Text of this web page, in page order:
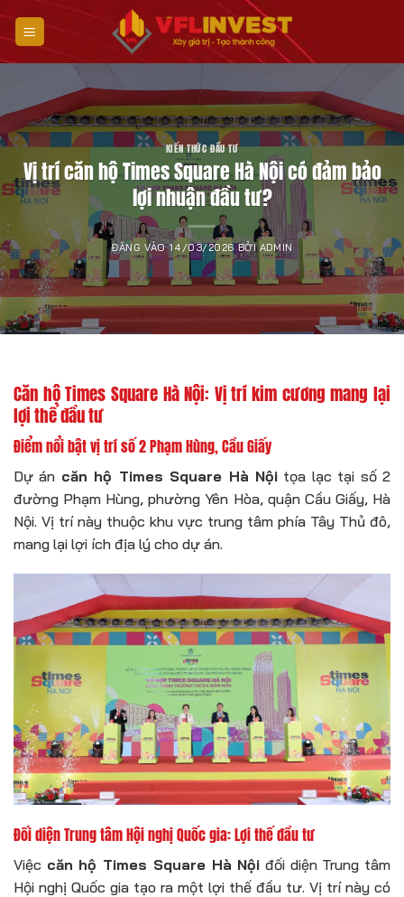
qua
nội
KIẾN THỨC ĐẦU TƯ
Vị trí căn hộ Times Square Hà Nội có đảm bảo
lợi nhuận đầu tư?
ĐĂNG VÀO14/03/2026 BỞI ADMIN
Căn hộ Times Square Hà Nội: Vị trí kim cương mang lại
lợi thế đầu tư
Điểm nổi bật vị trí số 2 Phạm Hùng, Cầu Giấy
Dự án căn hộ Times Square Hà Nộitọa lạc tại số 2
đường Phạm Hùng, phường Yên Hòa, quận Cầu Giấy, Hà
Nội. Vị trí này thuộc khu vực trung tâm phía Tây Thủ đô,
mang lại lợi ích địa lý cho dự án.
Đối diện Trung tâm Hội nghị Quốc gia: Lợi thế đầu tư
Việc căn hộ Times Square Hà Nội đối diện Trung tâm
Hội nghị Quốc gia tạo ra một lợi thế đầu tư. Vị trí này có